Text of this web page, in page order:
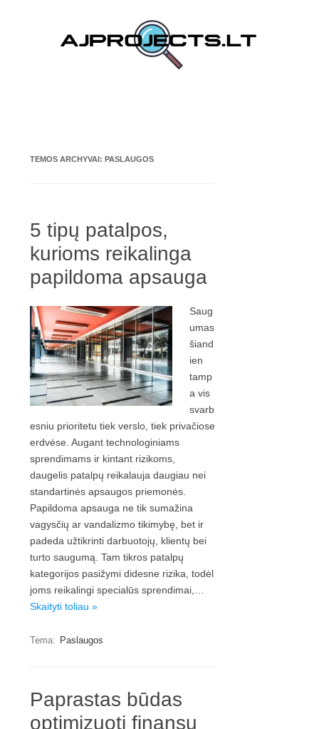
TEMOS ARCHYVAI: PASLAUGOS
5 tipų patalpos,
kurioms reikalinga
papildoma apsauga
Saug
umas
šiand
ien
tamp
a vis
svarb
esniu prioritetu tiek verslo, tiek privačiose
erdvėse. Augant technologiniams
sprendimams ir kintant rizikoms,
daugelis patalpų reikalauja daugiau nei
standartinės apsaugos priemonės.
Papildoma apsauga ne tik sumažina
vagysčių ar vandalizmo tikimybę, bet ir
padeda užtikrinti darbuotojų, klientų bei
turto saugumą. Tam tikros patalpų
kategorijos pasižymi didesne rizika, todėl
joms reikalingi specialūs sprendimai,…
Skaityti toliau »
Tema: Paslaugos
Paprastas būdas
optimizuoti finansų